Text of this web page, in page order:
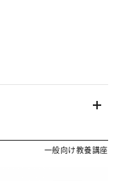
一般向け教養講座